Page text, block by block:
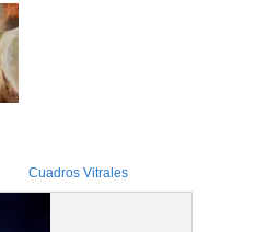
Cuadros Vitrales